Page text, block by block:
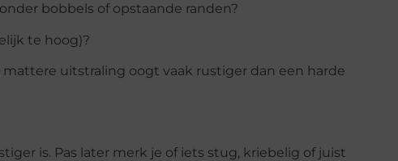
bobbels of opstaande randen?
te hoog)?
uitstraling oogt vaak rustiger dan een harde
is. Pas later merk je of iets stug, kriebelig of juist